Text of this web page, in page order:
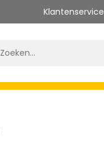
Klantenservice